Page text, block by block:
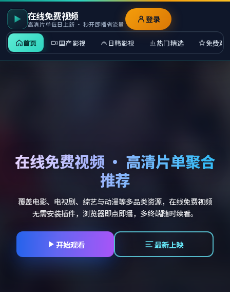
在线免费视频
高清片单每日上新 · 秒开即播省流量
首页 国产影视 日韩影视 热门精选 免费观
登录
在线免费视频 · 高清片单聚合
推荐
覆盖电影、电视剧、综艺与动漫等多品类资源，在线免费视频
无需安装插件，浏览器即点即播，多终端随时续看。
开始观看 最新上映